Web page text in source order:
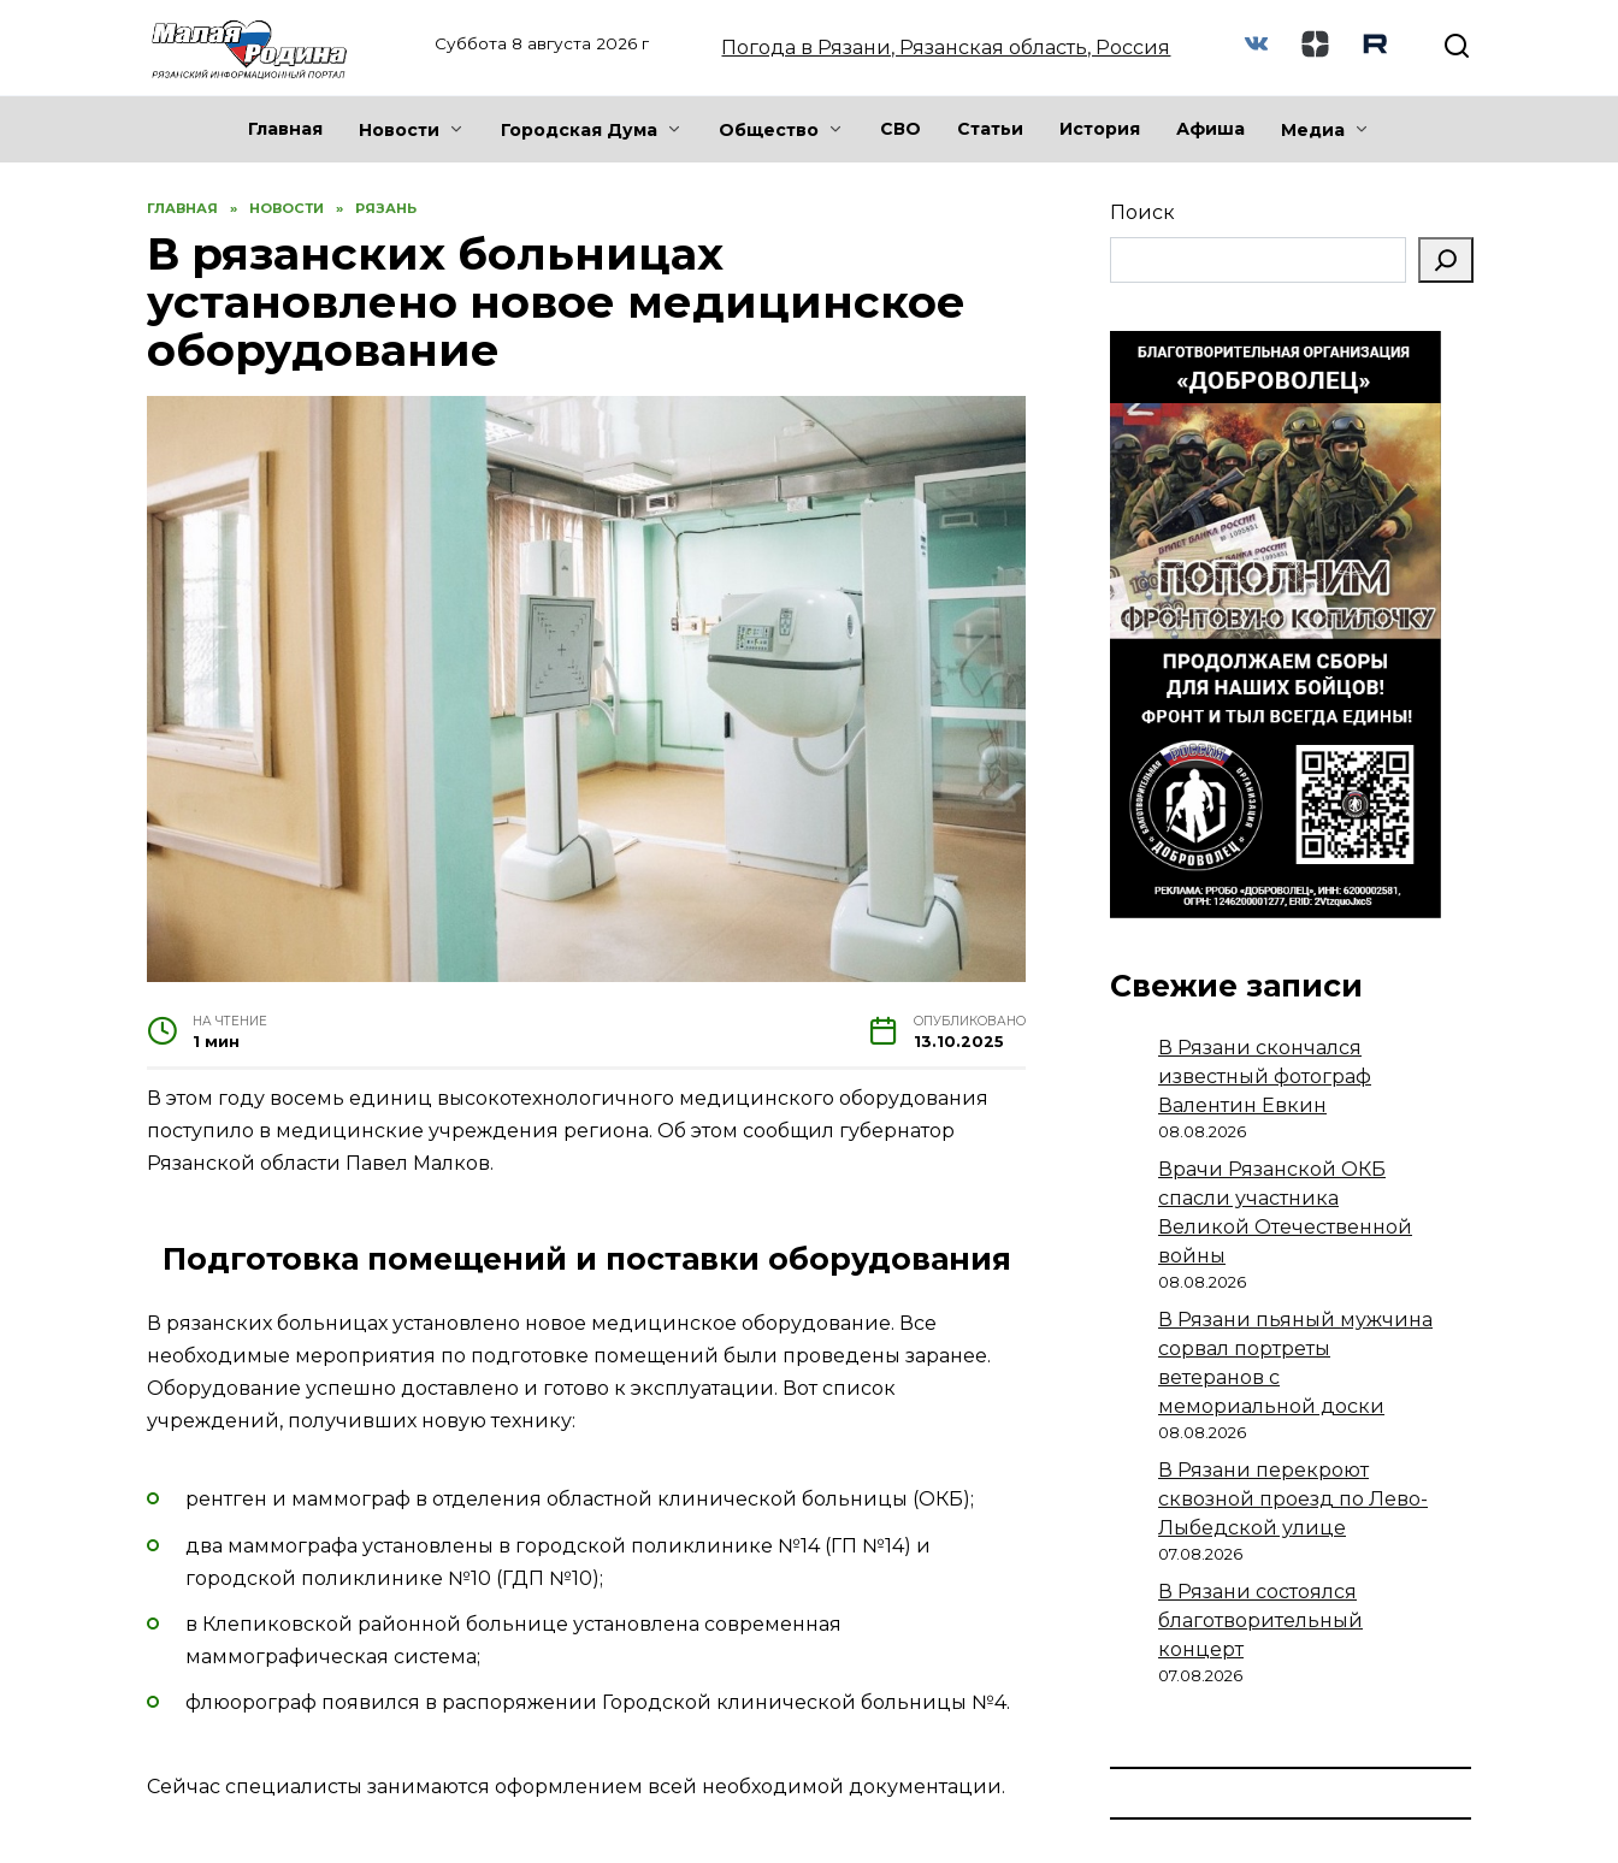
Суббота 8 августа 2026 г Погода в Рязани, Рязанская область, Россия
Главная Новости Городская Дума Общество СВО Статьи История Афиша Медиа
ГЛАВНАЯ » НОВОСТИ » РЯЗАНЬ
В рязанских больницах
установлено новое медицинское
оборудование
НА ЧТЕНИЕ
1 мин
ОПУБЛИКОВАНО
13.10.2025
В этом году восемь единиц высокотехнологичного медицинского оборудования
поступило в медицинские учреждения региона. Об этом сообщил губернатор
Рязанской области Павел Малков.
Подготовка помещений и поставки оборудования
В рязанских больницах установлено новое медицинское оборудование. Все
необходимые мероприятия по подготовке помещений были проведены заранее.
Оборудование успешно доставлено и готово к эксплуатации. Вот список
учреждений, получивших новую технику:
рентген и маммограф в отделения областной клинической больницы (ОКБ);
два маммографа установлены в городской поликлинике №14 (ГП №14) и
городской поликлинике №10 (ГДП №10);
в Клепиковской районной больнице установлена современная
маммографическая система;
флюорограф появился в распоряжении Городской клинической больницы №4.
Сейчас специалисты занимаются оформлением всей необходимой документации.
Поиск
Свежие записи
В Рязани скончался
известный фотограф
Валентин Евкин
08.08.2026
Врачи Рязанской ОКБ
спасли участника
Великой Отечественной
войны
08.08.2026
В Рязани пьяный мужчина
сорвал портреты
ветеранов с
мемориальной доски
08.08.2026
В Рязани перекроют
сквозной проезд по Лево-
Лыбедской улице
07.08.2026
В Рязани состоялся
благотворительный
концерт
07.08.2026